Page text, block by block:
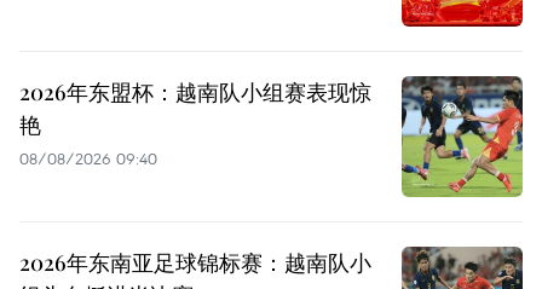
2026年东盟杯：越南队小组赛表现惊
艳
08/08/2026 09:40
2026年东南亚足球锦标赛：越南队小